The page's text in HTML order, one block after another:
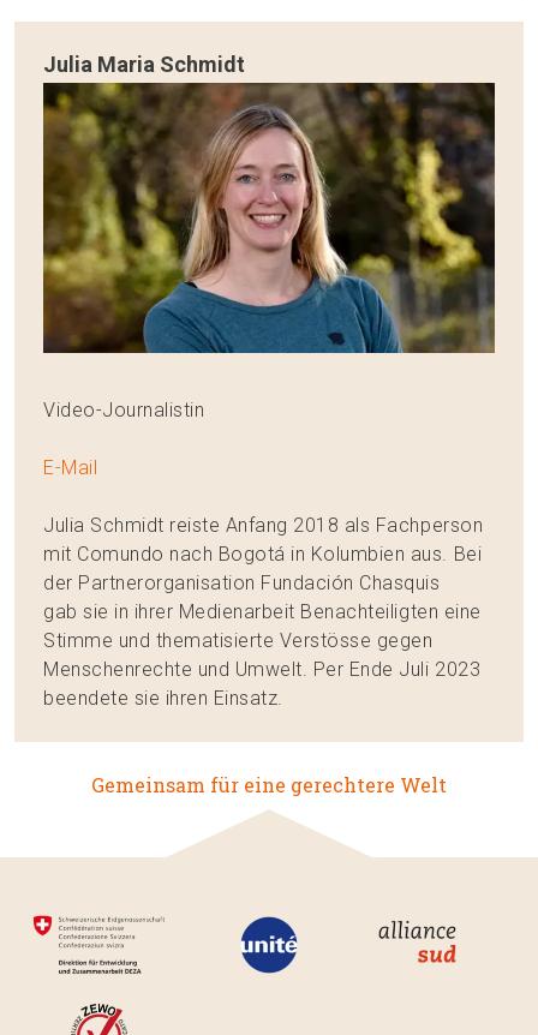
Julia Maria Schmidt
Video-Journalistin
E-Mail
Julia Schmidt reiste Anfang 2018 als Fachperson
mit Comundo nach Bogotá in Kolumbien aus. Bei
der Partnerorganisation Fundación Chasquis
gab sie in ihrer Medienarbeit Benachteiligten eine
Stimme und thematisierte Verstösse gegen
Menschenrechte und Umwelt. Per Ende Juli 2023
beendete sie ihren Einsatz.
Gemeinsam für eine gerechtere Welt